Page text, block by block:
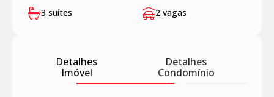
3 suítes 2 vagas
Detalhes
Imóvel
Detalhes
Condomínio